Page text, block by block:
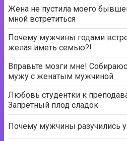
Жена не пустила моего
мной встретиться
Почему мужчины годами
желая иметь семью?!
Вправьте мозги мне!
мужу с женатым мужчиной
Любовь студентки к
Запретный плод сладок
Почему мужчины разучились